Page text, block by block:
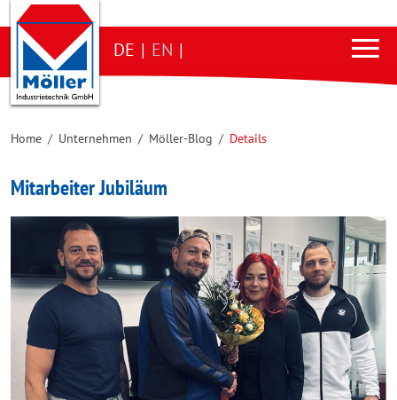
DE | EN |
Home / Unternehmen / Möller-Blog / Details
Mitarbeiter Jubiläum